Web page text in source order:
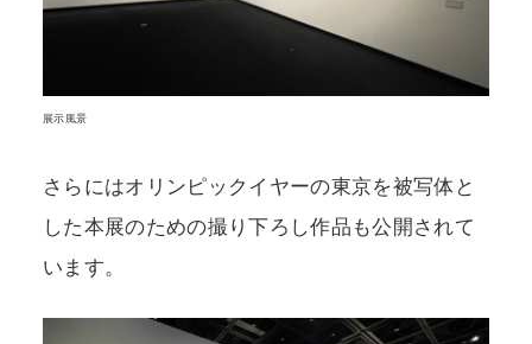
展示風景
さらにはオリンピックイヤーの東京を被写体と
した本展のための撮り下ろし作品も公開されて
います。